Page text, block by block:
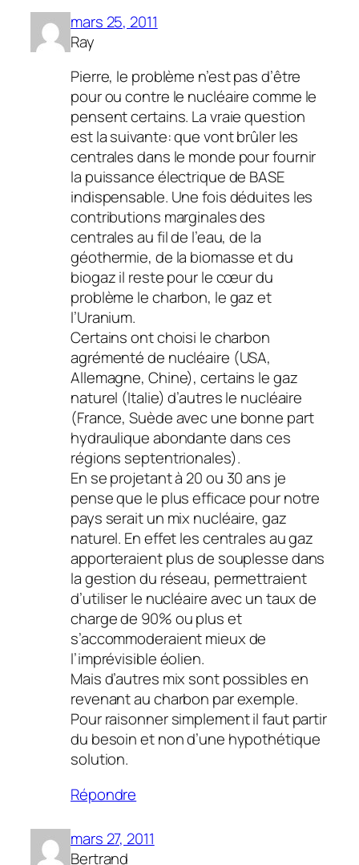
mars 25, 2011
Ray
Pierre, le problème n’est pas d’être
pour ou contre le nucléaire comme le
pensent certains. La vraie question
est la suivante: que vont brûler les
centrales dans le monde pour fournir
la puissance électrique de BASE
indispensable. Une fois déduites les
contributions marginales des
centrales au fil de l’eau, de la
géothermie, de la biomasse et du
biogaz il reste pour le cœur du
problème le charbon, le gaz et
l’Uranium.
Certains ont choisi le charbon
agrémenté de nucléaire (USA,
Allemagne, Chine), certains le gaz
naturel (Italie) d’autres le nucléaire
(France, Suède avec une bonne part
hydraulique abondante dans ces
régions septentrionales).
En se projetant à 20 ou 30 ans je
pense que le plus efficace pour notre
pays serait un mix nucléaire, gaz
naturel. En effet les centrales au gaz
apporteraient plus de souplesse dans
la gestion du réseau, permettraient
d’utiliser le nucléaire avec un taux de
charge de 90% ou plus et
s’accommoderaient mieux de
l’imprévisible éolien.
Mais d’autres mix sont possibles en
revenant au charbon par exemple.
Pour raisonner simplement il faut partir
du besoin et non d’une hypothétique
solution.
Répondre
mars 27, 2011
Bertrand